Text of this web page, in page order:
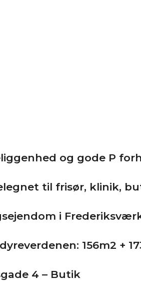
og gode P
til frisør, klinik,
i
156m2 +
4 – Butik